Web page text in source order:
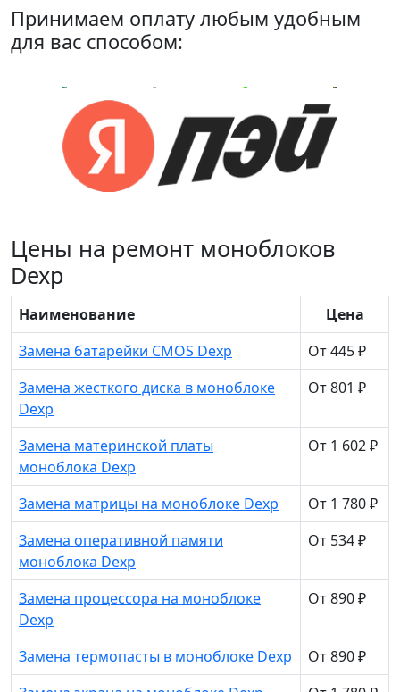
Принимаем оплату любым удобным
для вас способом:
Цены на ремонт моноблоков
Dexp
Наименование
Цена
Замена батарейки CMOS Dexp
От 445 ₽
Замена жесткого диска в моноблоке
Dexp
От 801 ₽
Замена материнской платы
моноблока Dexp
От 1 602 ₽
Замена матрицы на моноблоке Dexp
От 1 780 ₽
Замена оперативной памяти
моноблока Dexp
От 534 ₽
Замена процессора на моноблоке
Dexp
От 890 ₽
Замена термопасты в моноблоке Dexp
От 890 ₽